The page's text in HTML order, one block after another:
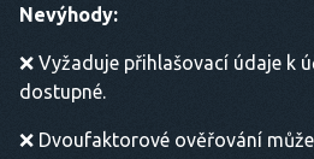
Nevýhody:
❌ Vyžaduje přihlašovací údaje k
dostupné.
❌ Dvoufaktorové ověřování